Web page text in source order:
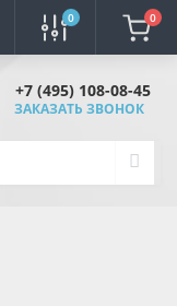
0 0
+7 (495) 108-08-45
ЗАКАЗАТЬ ЗВОНОК